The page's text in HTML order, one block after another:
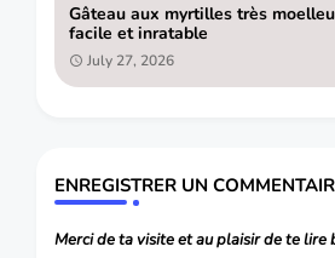
Gâteau aux myrtilles très
facile et inratable
July 27, 2026
ENREGISTRER UN
Merci de ta visite et au plaisir de te lire